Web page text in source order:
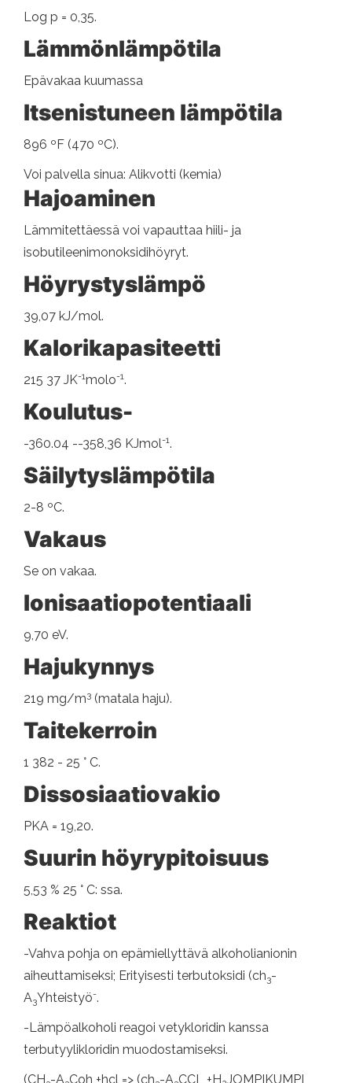
Log p = 0,35.
Lämmönlämpötila
Epävakaa kuumassa
Itsenistuneen lämpötila
896 ºF (470 ºC).
Voi palvella sinua: Alikvotti (kemia)
Hajoaminen
Lämmitettäessä voi vapauttaa hiili- ja
isobutileenimonoksidihöyryt.
Höyrystyslämpö
39,07 kJ/mol.
Kalorikapasiteetti
215 37 JK-1molo-1.
Koulutus-
-360.04 --358,36 KJmol-1.
Säilytyslämpötila
2-8 ºC.
Vakaus
Se on vakaa.
Ionisaatiopotentiaali
9,70 eV.
Hajukynnys
219 mg/m3 (matala haju).
Taitekerroin
1 382 - 25 ° C.
Dissosiaatiovakio
PKA = 19,20.
Suurin höyrypitoisuus
5,53 % 25 ° C: ssa.
Reaktiot
-Vahva pohja on epämiellyttävä alkoholianionin
aiheuttamiseksi; Erityisesti terbutoksidi (ch3-
A3Yhteistyö-.
-Lämpöalkoholi reagoi vetykloridin kanssa
terbutyylikloridin muodostamiseksi.
(CH -A Coh +hcl => (ch -A CCL +H JOMPIKUMPI